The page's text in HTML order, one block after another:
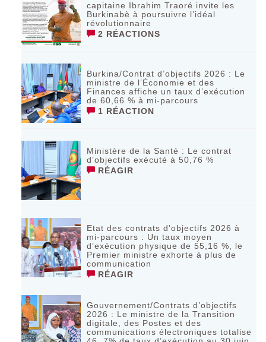
capitaine Ibrahim Traoré invite les
Burkinabè à poursuivre l’idéal
révolutionnaire ‎
2 RÉACTIONS
Burkina/Contrat d’objectifs 2026 : Le
ministre de l’Économie et des
Finances affiche un taux d’exécution
de 60,66 % à mi-parcours
1 RÉACTION
Ministère de la Santé : Le contrat
d’objectifs exécuté à 50,76 %
RÉAGIR
Etat des contrats d’objectifs 2026 à
mi-parcours : Un taux moyen
d’exécution physique de 55,16 %, le
Premier ministre exhorte à plus de
communication
RÉAGIR
Gouvernement/Contrats d’objectifs
2026 : Le ministre de la Transition
digitale, des Postes et des
communications électroniques totalise